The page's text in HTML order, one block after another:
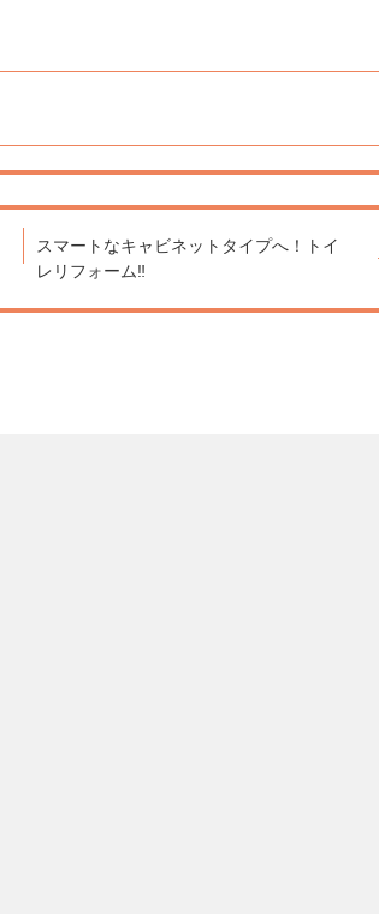
スマートなキャビネットタイプへ！トイ
レリフォーム‼